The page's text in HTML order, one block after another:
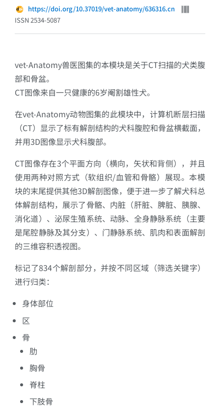
https://doi.org/10.37019/vet-anatomy/636316.cn
ISSN 2534-5087
vet-Anatomy兽医图集的本模块是关于CT扫描的犬类腹
部和骨盆。
CT图像来自一只健康的6岁阉割雄性犬。
在vet-Anatomy动物图集的此模块中，计算机断层扫描
（CT）显示了标有解剖结构的犬科腹腔和骨盆横截面，
并用3D图像显示犬科腹部。
CT图像存在3个平面方向（横向，矢状和背侧），并且
使用两种对照方式（软组织/血管和骨骼）展现。本模
块的末尾提供其他3D解剖图像，便于进一步了解犬科总
体解剖结构，展示了骨骼、内脏（肝脏、脾脏、胰腺、
消化道）、泌尿生殖系统、动脉、全身静脉系统（主要
是尾腔静脉及其分支）、门静脉系统、肌肉和表面解剖
的三维容积透视图。
标记了834个解剖部分，并按不同区域（筛选关键字）
进行归类：
身体部位
区
骨
肋
胸骨
脊柱
下肢骨